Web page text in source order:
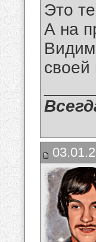
Это
А на
своей